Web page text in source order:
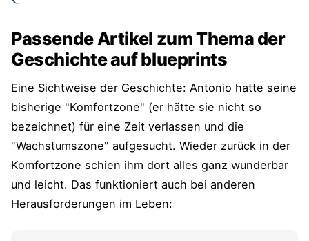
Passende Artikel zum Thema der
Geschichte auf blueprints
Eine Sichtweise der Geschichte: Antonio hatte seine
bisherige "Komfortzone" (er hätte sie nicht so
bezeichnet) für eine Zeit verlassen und die
"Wachstumszone" aufgesucht. Wieder zurück in der
Komfortzone schien ihm dort alles ganz wunderbar
und leicht. Das funktioniert auch bei anderen
Herausforderungen im Leben: